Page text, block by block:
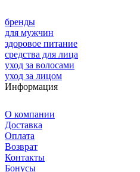
бренды
для мужчин
здоровое питание
средства для лица
уход за волосами
уход за лицом
Информация
О компании
Доставка
Оплата
Возврат
Контакты
Бонусы